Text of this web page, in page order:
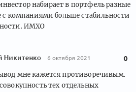
набирает в портфель разные
с компаниями больше стабильности
ИМХО
Никитенко 6 октября 2021 0
мне кажется противоречивым.
тех отдельных